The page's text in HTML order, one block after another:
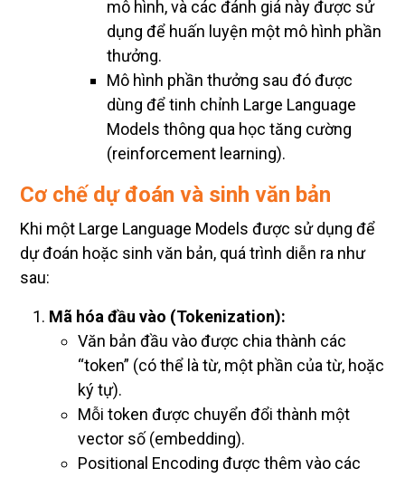
mô hình, và các đánh giá này được sử
dụng để huấn luyện một mô hình phần
thưởng.
Mô hình phần thưởng sau đó được
dùng để tinh chỉnh Large Language
Models thông qua học tăng cường
(reinforcement learning).
Cơ chế dự đoán và sinh văn bản
Khi một Large Language Models được sử dụng để
dự đoán hoặc sinh văn bản, quá trình diễn ra như
sau:
Mã hóa đầu vào (Tokenization):
Văn bản đầu vào được chia thành các
“token” (có thể là từ, một phần của từ, hoặc
ký tự).
Mỗi token được chuyển đổi thành một
vector số (embedding).
Positional Encoding được thêm vào các